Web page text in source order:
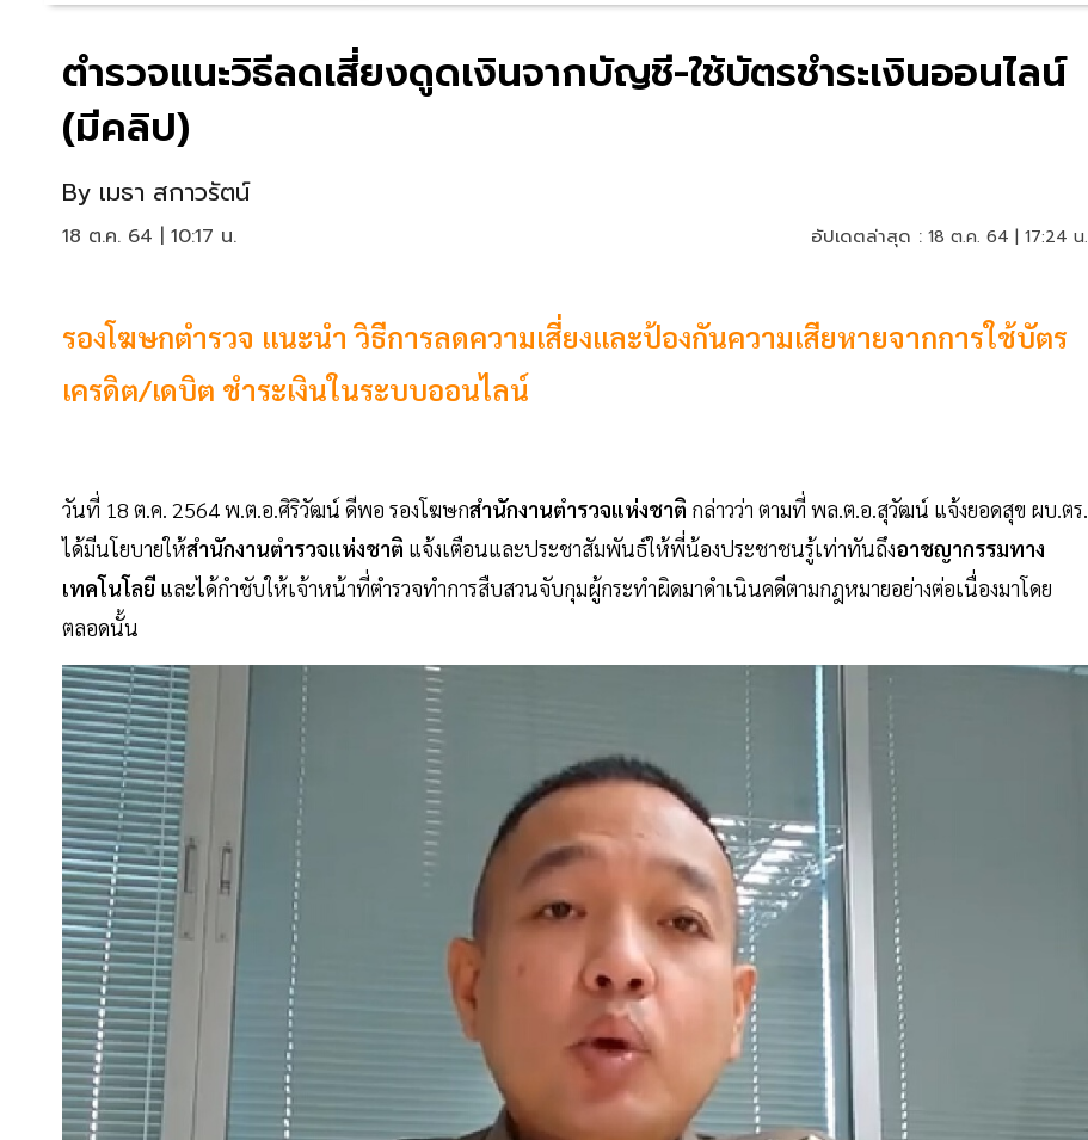
ตำรวจแนะวิธีลดเสี่ยงดูดเงินจากบัญชี-ใช้บัตรชำระเงินออนไลน์
(มีคลิป)
By เมธา สกาวรัตน์
18 ต.ค. 64 | 10:17 น. อัปเดตล่าสุด : 18 ต.ค. 64 | 17:24 น.
รองโฆษกตำรวจ แนะนำ วิธีการลดความเสี่ยงและป้องกันความเสียหายจากการใช้บัตร
เครดิต/เดบิต ชำระเงินในระบบออนไลน์
วันที่ 18 ต.ค. 2564 พ.ต.อ.ศิริวัฒน์ ดีพอ รองโฆษกสำนักงานตำรวจแห่งชาติ กล่าวว่า ตามที่ พล.ต.อ.สุวัฒน์ แจ้งยอดสุข ผบ.ตร.
ได้มีนโยบายให้สำนักงานตำรวจแห่งชาติ แจ้งเตือนและประชาสัมพันธ์ให้พี่น้องประชาชนรู้เท่าทันถึงอาชญากรรมทาง
เทคโนโลยี และได้กำชับให้เจ้าหน้าที่ตำรวจทำการสืบสวนจับกุมผู้กระทำผิดมาดำเนินคดีตามกฎหมายอย่างต่อเนื่องมาโดย
ตลอดนั้น